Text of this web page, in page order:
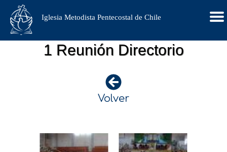
Iglesia Metodista Pentecostal de Chile
1 Reunión Directorio
Volver